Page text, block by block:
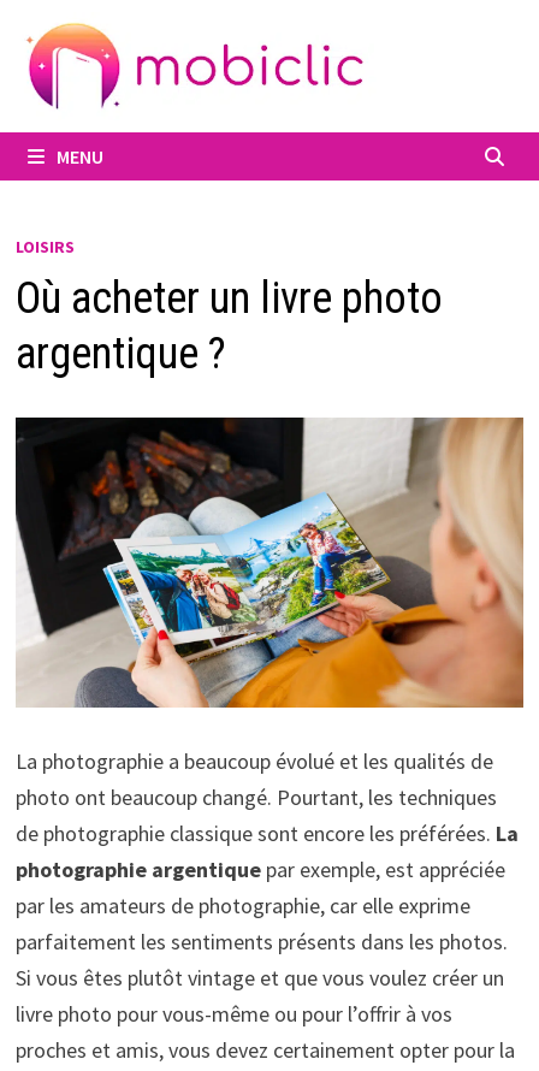
contenu
MENU
LOISIRS
Où acheter un livre photo
argentique ?
La photographie a beaucoup évolué et les qualités de
photo ont beaucoup changé. Pourtant, les techniques
de photographie classique sont encore les préférées. La
photographie argentique par exemple, est appréciée
par les amateurs de photographie, car elle exprime
parfaitement les sentiments présents dans les photos.
Si vous êtes plutôt vintage et que vous voulez créer un
livre photo pour vous-même ou pour l’offrir à vos
proches et amis, vous devez certainement opter pour la